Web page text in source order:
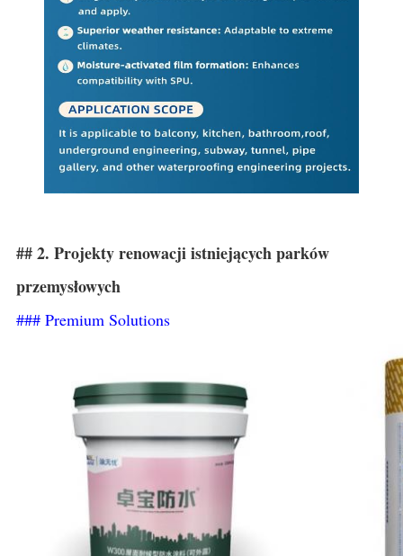
## 2. Projekty renowacji istniejących parków
przemysłowych
### Premium Solutions